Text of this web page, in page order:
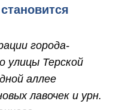
города-
улицы Терской
аллее
лавочек и урн.